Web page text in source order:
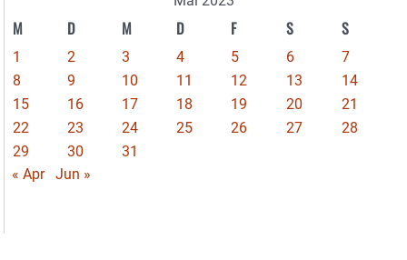
M D M D F S S
1 2 3 4 5 6
7
8
9 10 11 12 13
14
15
16 17 18 19 20
21
22
23 24 25 26 27
28
29
30
31
« Apr
Jun »